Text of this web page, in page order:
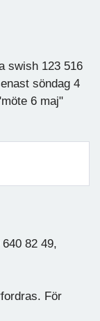
swish 123 516
söndag 4
6 maj"
82 49,
För